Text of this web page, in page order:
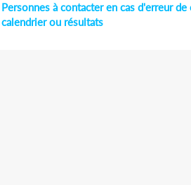
Personnes à contacter en cas d'erreur de
calendrier ou résultats